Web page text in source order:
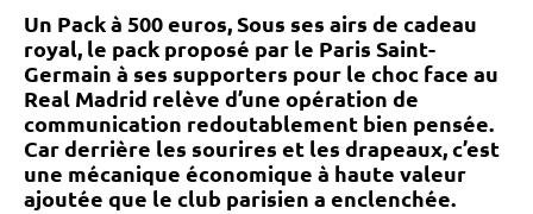
Un Pack à 500 euros, Sous ses airs de cadeau
royal, le pack proposé par le Paris Saint-
Germain à ses supporters pour le choc face au
Real Madrid relève d’une opération de
communication redoutablement bien pensée.
Car derrière les sourires et les drapeaux, c’est
une mécanique économique à haute valeur
ajoutée que le club parisien a enclenchée.